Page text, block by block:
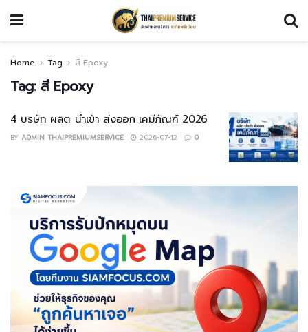
Home Tag สี Epoxy
Tag: สี Epoxy
4 บริษัท ผลิต นำเข้า ส่งออก เคมีภัณฑ์ 2026
BY ADMIN THAIPREMIUMSERVICE 2026-07-12 0